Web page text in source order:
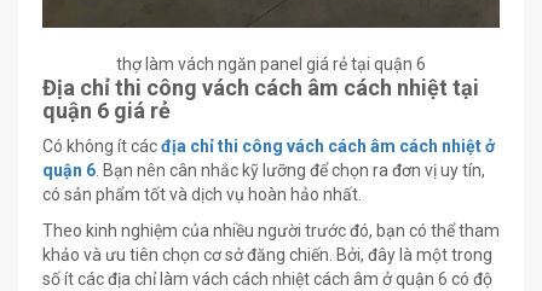
thợ làm vách ngăn panel giá rẻ tại quận 6
Địa chỉ thi công vách cách âm cách nhiệt tại
quận 6 giá rẻ
Có không ít cácđịa chỉ thi công vách cách âm cách nhiệt ở
quận 6. Bạn nên cân nhắc kỹ lưỡng để chọn ra đơn vị uy tín,
có sản phẩm tốt và dịch vụ hoàn hảo nhất.
Theo kinh nghiệm của nhiều người trước đó, bạn có thể tham
khảo và ưu tiên chọn cơ sở đăng chiến. Bởi, đây là một trong
số ít các địa chỉ làm vách cách nhiệt cách âm ở quận 6 có độ